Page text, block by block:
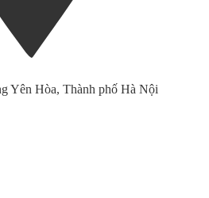
Yên Hòa, Thành phố Hà Nội